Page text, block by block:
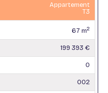
Appartement
T3
67 m2
199 393 €
0
002